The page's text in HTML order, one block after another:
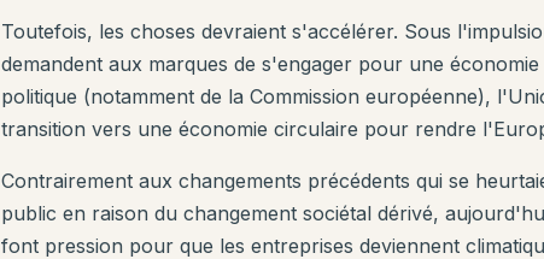
Toutefois, les choses devraient s'accélérer. Sous
demandent aux marques de s'engager pour une
politique (notamment de la Commission européenne),
transition vers une économie circulaire pour rendre
Contrairement aux changements précédents qui se
public en raison du changement sociétal dérivé,
font pression pour que les entreprises deviennent